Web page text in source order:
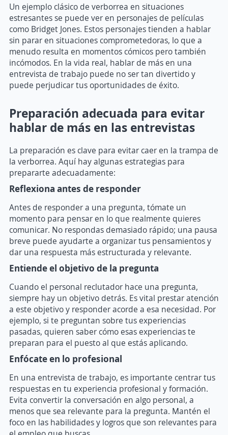
Un ejemplo clásico de verborrea en situaciones
estresantes se puede ver en personajes de películas
como Bridget Jones. Estos personajes tienden a hablar
sin parar en situaciones comprometedoras, lo que a
menudo resulta en momentos cómicos pero también
incómodos. En la vida real, hablar de más en una
entrevista de trabajo puede no ser tan divertido y
puede perjudicar tus oportunidades de éxito.
Preparación adecuada para evitar
hablar de más en las entrevistas
La preparación es clave para evitar caer en la trampa de
la verborrea. Aquí hay algunas estrategias para
prepararte adecuadamente:
Reflexiona antes de responder
Antes de responder a una pregunta, tómate un
momento para pensar en lo que realmente quieres
comunicar. No respondas demasiado rápido; una pausa
breve puede ayudarte a organizar tus pensamientos y
dar una respuesta más estructurada y relevante.
Entiende el objetivo de la pregunta
Cuando el personal reclutador hace una pregunta,
siempre hay un objetivo detrás. Es vital prestar atención
a este objetivo y responder acorde a esa necesidad. Por
ejemplo, si te preguntan sobre tus experiencias
pasadas, quieren saber cómo esas experiencias te
preparan para el puesto al que estás aplicando.
Enfócate en lo profesional
En una entrevista de trabajo, es importante centrar tus
respuestas en tu experiencia profesional y formación.
Evita convertir la conversación en algo personal, a
menos que sea relevante para la pregunta. Mantén el
foco en las habilidades y logros que son relevantes para